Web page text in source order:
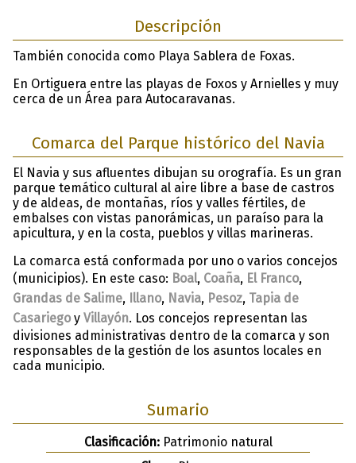
Descripción
También conocida como Playa Sablera de Foxas.
En Ortiguera entre las playas de Foxos y Arnielles y muy
cerca de un Área para Autocaravanas.
Comarca del Parque histórico del Navia
El Navia y sus afluentes dibujan su orografía. Es un gran
parque temático cultural al aire libre a base de castros
y de aldeas, de montañas, ríos y valles fértiles, de
embalses con vistas panorámicas, un paraíso para la
apicultura, y en la costa, pueblos y villas marineras.
La comarca está conformada por uno o varios concejos
(municipios). En este caso: Boal, Coaña, El Franco,
Grandas de Salime, Illano, Navia, Pesoz, Tapia de
Casariego y Villayón. Los concejos representan las
divisiones administrativas dentro de la comarca y son
responsables de la gestión de los asuntos locales en
cada municipio.
Sumario
Clasificación:Patrimonio natural